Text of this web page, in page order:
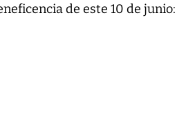
de este 10 de junio: